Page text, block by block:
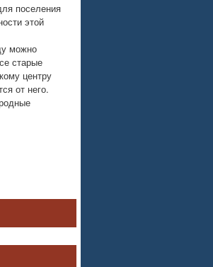
поселения
этой
можно
старые
центру
от него.